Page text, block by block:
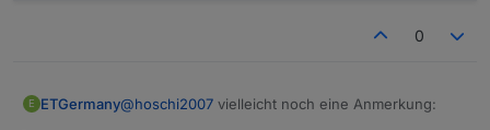
0
E ETGermany@hoschi2007 vielleicht noch eine Anmerkung: